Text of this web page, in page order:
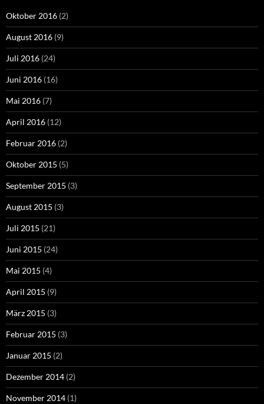
Oktober 2016 (2)
August 2016 (9)
Juli 2016 (24)
Juni 2016 (16)
Mai 2016 (7)
April 2016 (12)
Februar 2016 (2)
Oktober 2015 (5)
September 2015 (3)
August 2015 (3)
Juli 2015 (21)
Juni 2015 (24)
Mai 2015 (4)
April 2015 (9)
März 2015 (3)
Februar 2015 (3)
Januar 2015 (2)
Dezember 2014 (2)
November 2014 (1)